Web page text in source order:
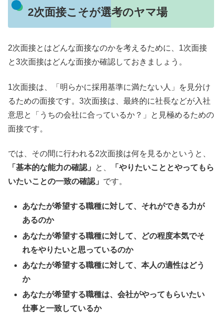
2次面接こそが選考のヤマ場
2次面接とはどんな面接なのかを考えるために、1次面接
と3次面接はどんな面接か確認しておきましょう。
1次面接は、「明らかに採用基準に満たない人」を見分け
るための面接です。3次面接は、最終的に社長などが入社
意思と「うちの会社に合っているか？」と見極めるための
面接です。
では、その間に行われる2次面接は何を見るかというと、
「基本的な能力の確認」
と、
「やりたいこととやってもら
いたいことの一致の確認」 です。
あなたが希望する職種に対して、それができる力が
あるのか
あなたが希望する職種に対して、どの程度本気でそ
れをやりたいと思っているのか
あなたが希望する職種に対して、本人の適性はどう
か
あなたが希望する職種は、会社がやってもらいたい
仕事と一致しているか